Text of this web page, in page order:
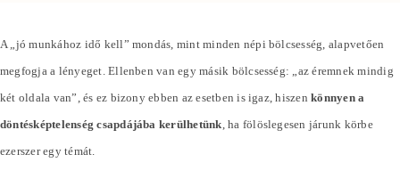
A „jó munkához idő kell” mondás, mint minden népi bölcsesség, alapvetően
megfogja a lényeget. Ellenben van egy másik bölcsesség: „az éremnek mindig
két oldala van”, és ez bizony ebben az esetben is igaz, hiszenkönnyen a
döntésképtelenség csapdájába kerülhetünk , ha fölöslegesen járunk körbe
ezerszer egy témát.